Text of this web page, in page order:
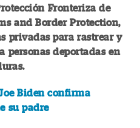
Fronteriza de
and Border Protection,
privadas para rastrear y
personas deportadas en
Biden confirma
su padre